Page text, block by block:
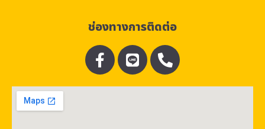
ช่องทางการติดต่อ